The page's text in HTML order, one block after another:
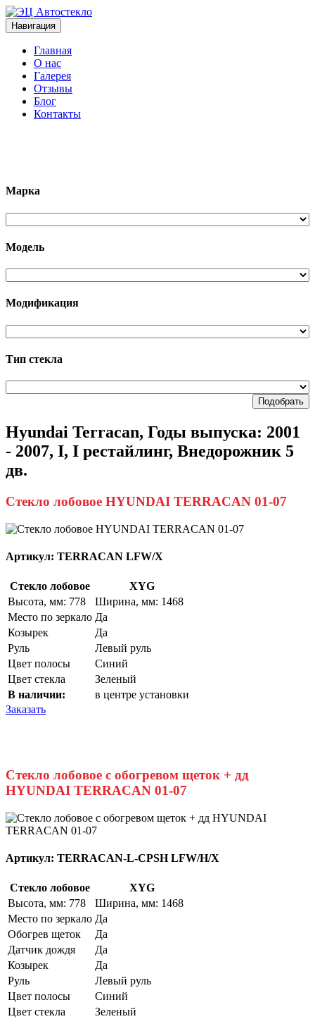
Навигация
Главная
О нас
Галерея
Отзывы
Блог
Контакты
Марка
Модель
Модификация
Тип стекла
Подобрать
Hyundai Terracan, Годы выпуска: 2001
- 2007, I, I рестайлинг, Внедорожник 5
дв.
Стекло лобовое HYUNDAI TERRACAN 01-07
Артикул: TERRACAN LFW/X
Стекло лобовое
XYG
Высота, мм: 778
Ширина, мм: 1468
Место по зеркало Да
Козырек
Да
Руль
Левый руль
Цвет полосы
Синий
Цвет стекла
Зеленый
В наличии:
в центре установки
Заказать
Стекло лобовое с обогревом щеток + дд
HYUNDAI TERRACAN 01-07
Артикул: TERRACAN-L-CPSH LFW/H/X
Стекло лобовое
XYG
Высота, мм: 778
Ширина, мм: 1468
Место по зеркало Да
Обогрев щеток
Да
Датчик дождя
Да
Козырек
Да
Руль
Левый руль
Цвет полосы
Синий
Цвет стекла
Зеленый